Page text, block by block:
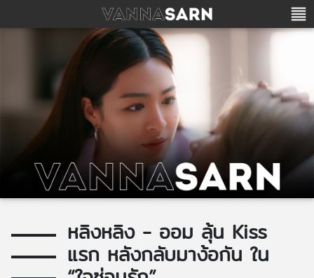
หลิงหลิง - ออม ลุ้น Kiss
แรก หลังกลับมาง้อกัน ใน